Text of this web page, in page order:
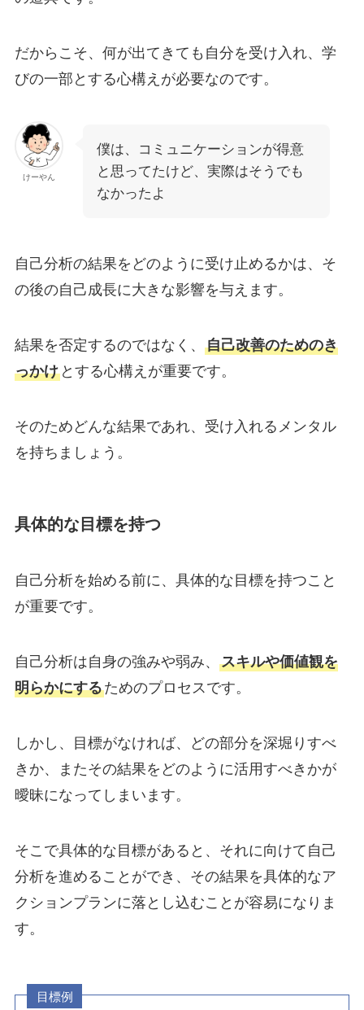
だからこそ、何が出てきても自分を受け入れ、学
びの一部とする心構えが必要なのです。
けーやん
僕は、コミュニケーションが得意
と思ってたけど、実際はそうでも
なかったよ
自己分析の結果をどのように受け止めるかは、そ
の後の自己成長に大きな影響を与えます。
結果を否定するのではなく、 自己改善のためのき
っかけとする心構えが重要です。
そのためどんな結果であれ、受け入れるメンタル
を持ちましょう。
具体的な目標を持つ
自己分析を始める前に、具体的な目標を持つこと
が重要です。
自己分析は自身の強みや弱み、 スキルや価値観を
明らかにするためのプロセスです。
しかし、目標がなければ、どの部分を深堀りすべ
きか、またその結果をどのように活用すべきかが
曖昧になってしまいます。
そこで具体的な目標があると、それに向けて自己
分析を進めることができ、その結果を具体的なア
クションプランに落とし込むことが容易になりま
す。
目標例